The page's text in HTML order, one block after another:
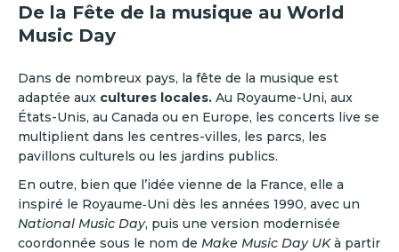
De la Fête de la musique au World
Music Day
Dans de nombreux pays, la fête de la musique est
adaptée aux cultures locales. Au Royaume-Uni, aux
États-Unis, au Canada ou en Europe, les concerts live se
multiplient dans les centres-villes, les parcs, les
pavillons culturels ou les jardins publics.
En outre, bien que l’idée vienne de la France, elle a
inspiré le Royaume‑Uni dès les années 1990, avec un
National Music Day, puis une version modernisée
coordonnée sous le nom de Make Music Day UKà partir